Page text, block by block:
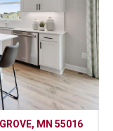
MN 55016